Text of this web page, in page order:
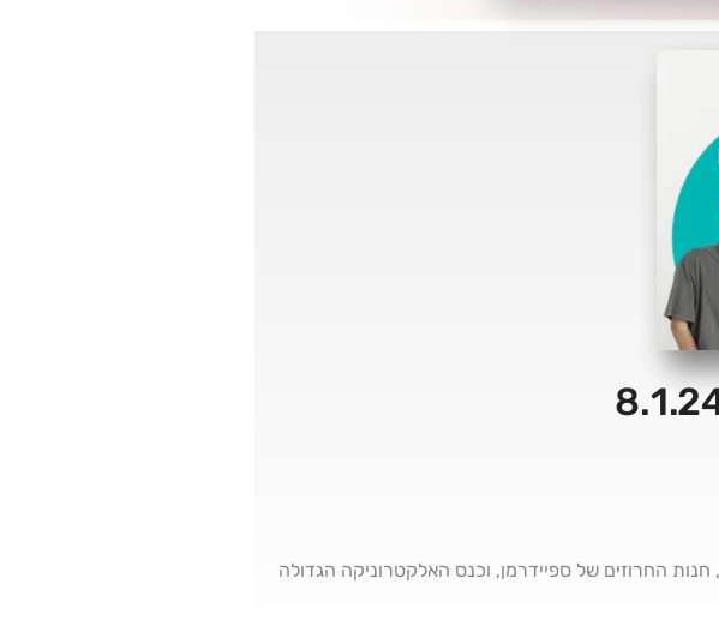
עם זאפ, חנות החרוזים של ספיידרמן, וכנס האלקטרוניקה הגדולה